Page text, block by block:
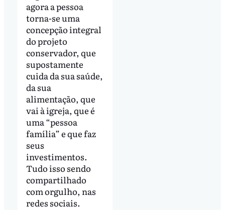
agora a pessoa
torna-se uma
concepção integral
do projeto
conservador, que
supostamente
cuida da sua saúde,
da sua
alimentação, que
vai à igreja, que é
uma “pessoa
família” e que faz
seus
investimentos.
Tudo isso sendo
compartilhado
com orgulho, nas
redes sociais.